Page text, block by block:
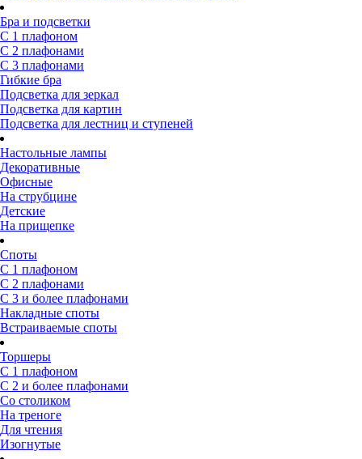
Бра и подсветки
С 1 плафоном
С 2 плафонами
С 3 плафонами
Гибкие бра
Подсветка для зеркал
Подсветка для картин
Подсветка для лестниц и ступеней
Настольные лампы
Декоративные
Офисные
На струбцине
Детские
На прищепке
Споты
С 1 плафоном
С 2 плафонами
С 3 и более плафонами
Накладные споты
Встраиваемые споты
Торшеры
С 1 плафоном
С 2 и более плафонами
Со столиком
На треноге
Для чтения
Изогнутые